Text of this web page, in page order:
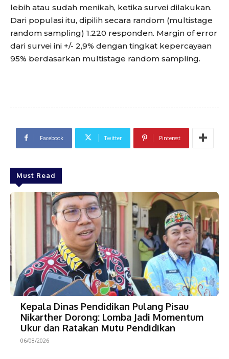
lebih atau sudah menikah, ketika survei dilakukan.
Dari populasi itu, dipilih secara random (multistage
random sampling) 1.220 responden. Margin of error
dari survei ini +/- 2,9% dengan tingkat kepercayaan
95% berdasarkan multistage random sampling.
Facebook Twitter Pinterest
Must Read
Kepala Dinas Pendidikan Pulang Pisau
Nikarther Dorong: Lomba Jadi Momentum
Ukur dan Ratakan Mutu Pendidikan
06/08/2026